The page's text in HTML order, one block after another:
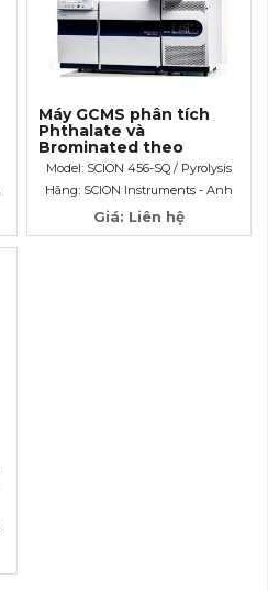
Máy GCMS phân tích
Phthalate và
Brominated theo
RoHS2
Model: SCION 456-SQ / Pyrolysis
CDS6200
Hãng: SCION Instruments - Anh
Giá: Liên hệ